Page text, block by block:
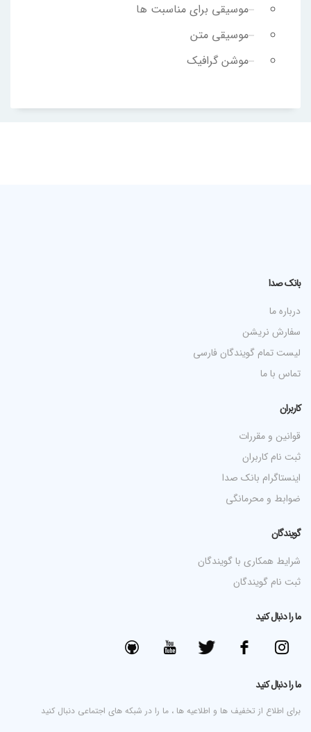
موسیقی برای مناسبت ها
موسیقی متن
موشن گرافیک
بانک صدا
درباره ما
سفارش نریشن
لیست تمام گویندگان فارسی
تماس با ما
کاربران
قوانین و مقررات
ثبت نام کاربران
اینستاگرام بانک صدا
ضوابط و محرمانگی
گویندگان
شرایط همکاری با گویندگان
ثبت نام گویندگان
ما را دنبال کنید
ما را دنبال کنید
برای اطلاع از تخفیف ها و اطلاعیه ها ، ما را در شبکه های اجتماعی دنبال کنید